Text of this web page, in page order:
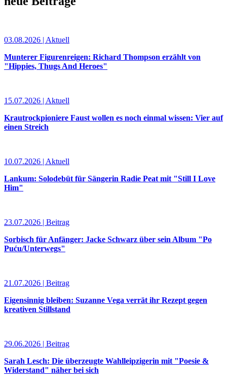
03.08.2026 | Aktuell
Munterer Figurenreigen: Richard Thompson erzählt von
"Hippies, Thugs And Heroes"
15.07.2026 | Aktuell
Krautrockpioniere Faust wollen es noch einmal wissen: Vier auf
einen Streich
10.07.2026 | Aktuell
Lankum: Solodebüt für Sängerin Radie Peat mit "Still I Love
Him"
23.07.2026 | Beitrag
Sorbisch für Anfänger: Jacke Schwarz über sein Album "Po
Puću/Unterwegs"
21.07.2026 | Beitrag
Eigensinnig bleiben: Suzanne Vega verrät ihr Rezept gegen
kreativen Stillstand
29.06.2026 | Beitrag
Sarah Lesch: Die überzeugte Wahlleipzigerin mit "Poesie &
Widerstand" näher bei sich